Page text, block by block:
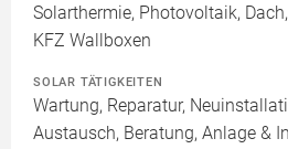
Solarthermie, Photovoltaik,
KFZ Wallboxen
SOLAR TÄTIGKEITEN
Wartung, Reparatur,
Austausch, Beratung, Anlage &